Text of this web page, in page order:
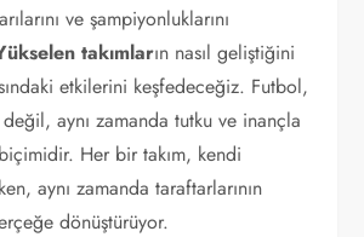
ve şampiyonluklarını
takımların nasıl geliştiğini
etkilerini keşfedeceğiz. Futbol,
aynı zamanda tutku ve inançla
Her bir takım, kendi
aynı zamanda taraftarlarının
dönüştürüyor.